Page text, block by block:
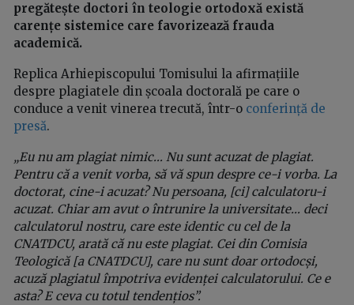
pregătește doctori în teologie ortodoxă există
carențe sistemice care favorizează frauda
academică.
Replica Arhiepiscopului Tomisului la afirmațiile
despre plagiatele din școala doctorală pe care o
conduce a venit vinerea trecută, într-o conferință de
presă.
„Eu nu am plagiat nimic… Nu sunt acuzat de plagiat.
Pentru că a venit vorba, să vă spun despre ce-i vorba. La
doctorat, cine-i acuzat? Nu persoana, [ci] calculatoru-i
acuzat. Chiar am avut o întrunire la universitate… deci
calculatorul nostru, care este identic cu cel de la
CNATDCU, arată că nu este plagiat. Cei din Comisia
Teologică [a CNATDCU], care nu sunt doar ortodocși,
acuză plagiatul împotriva evidenței calculatorului. Ce e
asta? E ceva cu totul tendențios”.